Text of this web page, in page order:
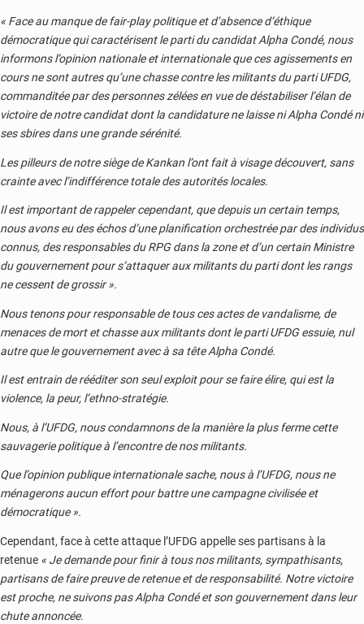
« Face au manque de fair-play politique et d’absence d’éthique
démocratique qui caractérisent le parti du candidat Alpha Condé, nous
informons l’opinion nationale et internationale que ces agissements en
cours ne sont autres qu’une chasse contre les militants du parti UFDG,
commanditée par des personnes zélées en vue de déstabiliser l’élan de
victoire de notre candidat dont la candidature ne laisse ni Alpha Condé ni
ses sbires dans une grande sérénité.
Les pilleurs de notre siège de Kankan l’ont fait à visage découvert, sans
crainte avec l’indifférence totale des autorités locales.
Il est important de rappeler cependant, que depuis un certain temps,
nous avons eu des échos d’une planification orchestrée par des individus
connus, des responsables du RPG dans la zone et d’un certain Ministre
du gouvernement pour s’attaquer aux militants du parti dont les rangs
ne cessent de grossir ».
Nous tenons pour responsable de tous ces actes de vandalisme, de
menaces de mort et chasse aux militants dont le parti UFDG essuie, nul
autre que le gouvernement avec à sa tête Alpha Condé.
Il est entrain de rééditer son seul exploit pour se faire élire, qui est la
violence, la peur, l’ethno-stratégie.
Nous, à l’UFDG, nous condamnons de la manière la plus ferme cette
sauvagerie politique à l’encontre de nos militants.
Que l’opinion publique internationale sache, nous à l’UFDG, nous ne
ménagerons aucun effort pour battre une campagne civilisée et
démocratique ».
Cependant, face à cette attaque l’UFDG appelle ses partisans à la
retenue « Je demande pour finir à tous nos militants, sympathisants,
partisans de faire preuve de retenue et de responsabilité. Notre victoire
est proche, ne suivons pas Alpha Condé et son gouvernement dans leur
chute annoncée.